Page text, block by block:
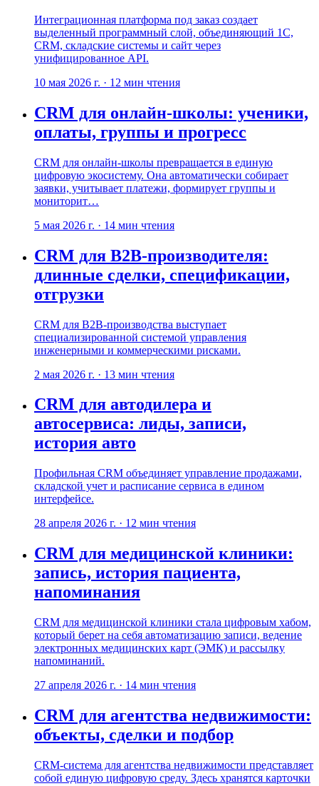
Интеграционная платформа под заказ создает
выделенный программный слой, объединяющий 1С,
CRM, складские системы и сайт через
унифицированное API.
10 мая 2026 г. · 12 мин чтения
CRM для онлайн-школы: ученики,
оплаты, группы и прогресс
CRM для онлайн-школы превращается в единую
цифровую экосистему. Она автоматически собирает
заявки, учитывает платежи, формирует группы и
мониторит…
5 мая 2026 г. · 14 мин чтения
CRM для B2B-производителя:
длинные сделки, спецификации,
отгрузки
CRM для B2B-производства выступает
специализированной системой управления
инженерными и коммерческими рисками.
2 мая 2026 г. · 13 мин чтения
CRM для автодилера и
автосервиса: лиды, записи,
история авто
Профильная CRM объединяет управление продажами,
складской учет и расписание сервиса в едином
интерфейсе.
28 апреля 2026 г. · 12 мин чтения
CRM для медицинской клиники:
запись, история пациента,
напоминания
CRM для медицинской клиники стала цифровым хабом,
который берет на себя автоматизацию записи, ведение
электронных медицинских карт (ЭМК) и рассылку
напоминаний.
27 апреля 2026 г. · 14 мин чтения
CRM для агентства недвижимости:
объекты, сделки и подбор
CRM-система для агентства недвижимости представляет
собой единую цифровую среду. Здесь хранятся карточки